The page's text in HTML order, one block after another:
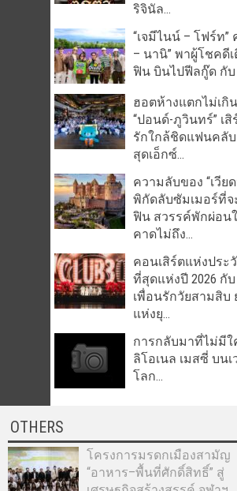
ริจินัล...
“เจมีไนน์ – โฟร์ท”
– นานิ” พาผู้โชคดี
ฟิน บินไปฟีลกู๊ด กับ
ฮอตห้างแตกไม่เกิ
“ปอนด์-ภูวินทร์” เ
รักใกล้ชิดแฟนคลั
สุดเอ็กซ์...
ความลับของ “เวีย
พิกัดลับซัมเมอร์ที่
ฟิน สวรรค์พักผ่อน
คาดไม่ถึง...
คอนเสิร์ตแห่งประ
ที่สุดแห่งปี 2026 กั
เพื่อนรักวัยสามสิบ
แห่งยุ...
การกลับมาที่ไม่มีใ
ลิโอเนล เมสซี่ บน
โลก...
OTHERS
โครงการมรดกเมืองสามัญ
“อาหาร–พื้นที่ศักดิ์สิทธิ์” สู่